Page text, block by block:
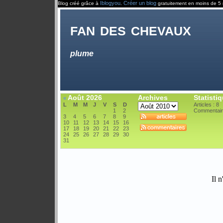
Blog créé grâce à Iblogyou Créer un blog gratuitement en moins de 5
fan des chevaux
plume
« Août 2026
L M M J V S
D
1
2
3
4 5 6 7 8
9
10
11 12 13 14 15
16
17
18 19 20 21 22
23
24
25 26 27 28 29
30
31
Archives
Articles : 8
Il